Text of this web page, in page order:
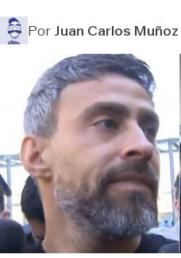
PorJuan Carlos Muñoz